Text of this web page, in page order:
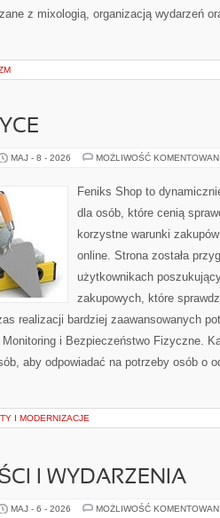
z mixologią, organizacją wydarzeń
MAJ - 8 - 2026 MOŻLIWOŚĆ
Feniks Shop to
dla osób, które cenią
korzystne warunki
online. Strona została
użytkownikach
zakupowych, które
realizacji bardziej zaawansowanych
i Bezpieczeństwo Fizyczne.
aby odpowiadać na potrzeby osób o
I MODERNIZACJE
I WYDARZENIA
MAJ - 6 - 2026 MOŻLIWOŚĆ